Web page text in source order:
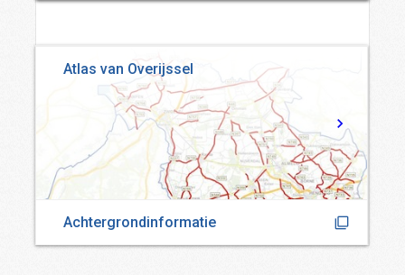
Atlas van Overijssel
Achtergrondinformatie